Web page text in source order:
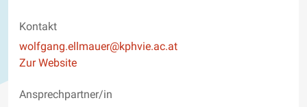
Kontakt
E-Mail
wolfgang.ellmauer@kphvie.ac.at
Website
Zur Website
Ansprechpartner/in